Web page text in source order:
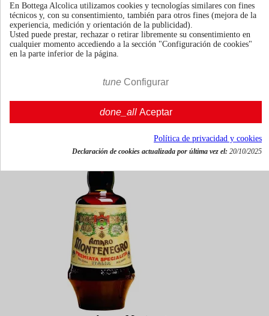
100cl | 23.0%
Impuestos incluidos
En Bottega Alcolica utilizamos cookies y tecnologías similares con fines
técnicos y, con su consentimiento, también para otros fines (mejora de la
experiencia, medición y orientación de la publicidad).
Usted puede prestar, rechazar o retirar libremente su consentimiento en
cualquier momento accediendo a la sección "Configuración de cookies"
en la parte inferior de la página.
tune Configurar
done_all Aceptar
Política de privacidad y cookies
Declaración de cookies actualizada por última vez el: 20/10/2025